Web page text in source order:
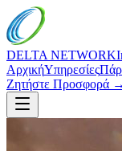
DELTA NETWORK
ΑρχικήΥπηρεσίες
Ζητήστε Προσφορά →